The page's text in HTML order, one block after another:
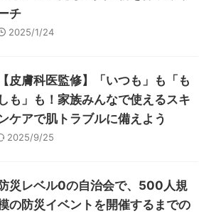
チ
2025/1/24
【皮膚科医監修】「いつも」も「も
しも」も！家族みんなで使えるスキ
ケアで肌トラブルに備えよう
2025/9/25
防災レベル0の自治会で、500人規
の防災イベントを開催するまでの